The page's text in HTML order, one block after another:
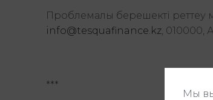
Мы
Проблемалы берешекті реттеу
info@tesquafinance.kz, 010000,
***